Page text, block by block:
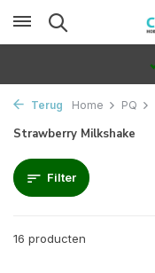
Terug Home PQ
Strawberry Milkshake
Filter
16 producten